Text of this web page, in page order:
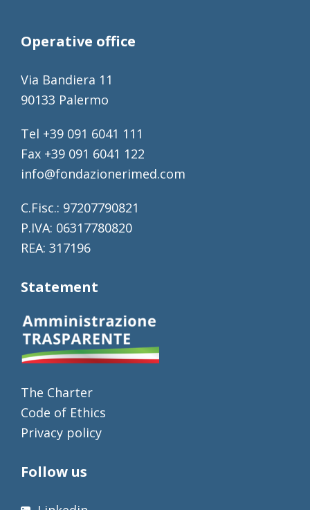
Operative office
Via Bandiera 11
90133 Palermo
Tel +39 091 6041 111
Fax +39 091 6041 122
info@fondazionerimed.com
C.Fisc.: 97207790821
P.IVA: 06317780820
REA: 317196
Statement
The Charter
Code of Ethics
Privacy policy
Follow us